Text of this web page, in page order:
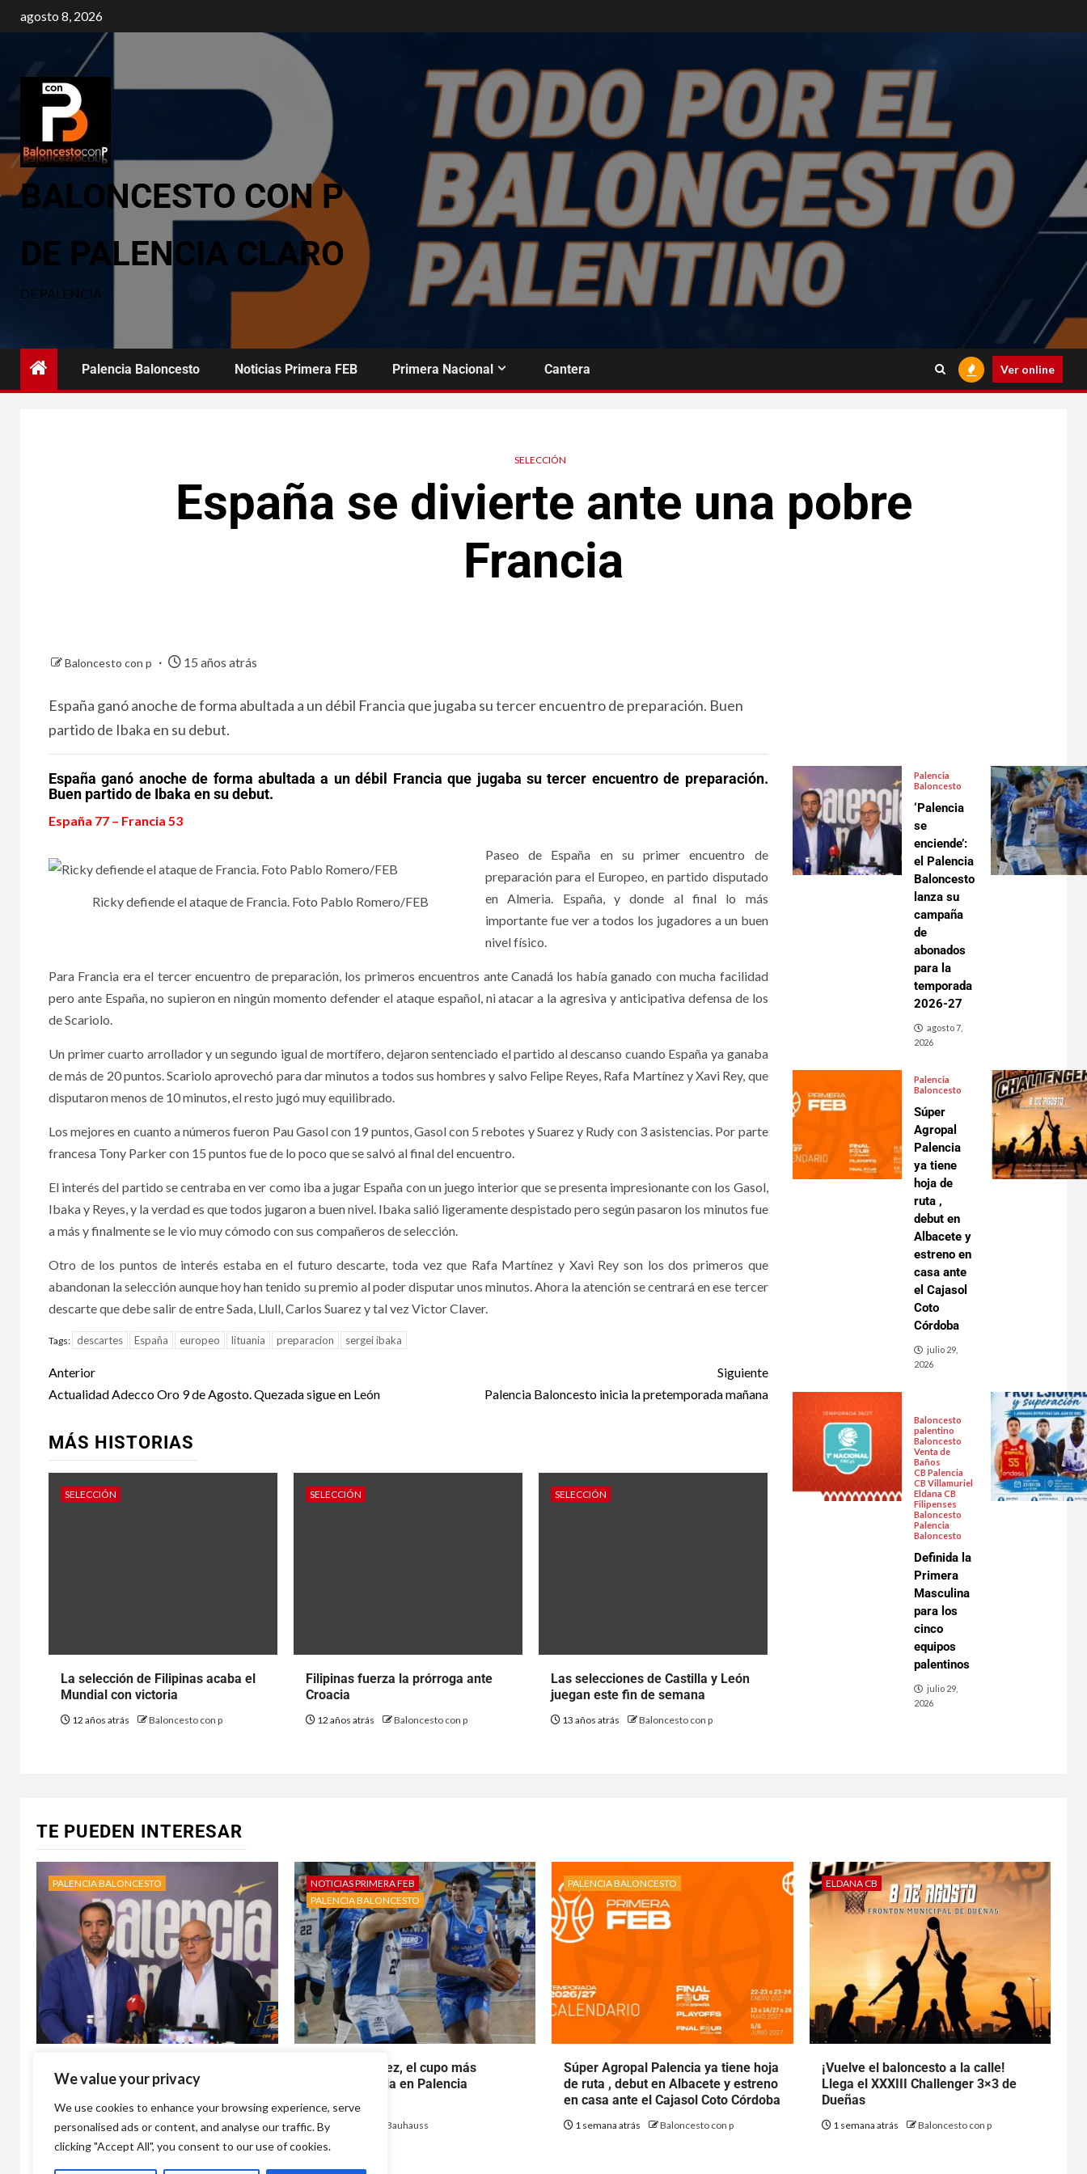
We value your privacy
We use cookies to enhance your browsing experience, serve
personalised ads or content, and analyse our traffic. By
clicking "Accept All", you consent to our use of cookies.
agosto 8, 2026
BALONCESTO CON P
DE PALENCIA CLARO
DE PALENCIA
Palencia Baloncesto Noticias Primera FEB Primera Nacional Cantera Ver online
SELECCIÓN
España se divierte ante una pobre
Francia
Baloncesto con p 15 años atrás
España ganó anoche de forma abultada a un débil Francia que jugaba su tercer encuentro de preparación. Buen
partido de Ibaka en su debut.
España ganó anoche de forma abultada a un débil Francia que jugaba su tercer encuentro de preparación.
Buen partido de Ibaka en su debut.
España 77 – Francia 53
Ricky defiende el ataque de Francia. Foto Pablo Romero/FEB
Paseo de España en su primer encuentro de
preparación para el Europeo, en partido disputado
en Almeria. España, y donde al final lo más
importante fue ver a todos los jugadores a un buen
nivel físico.
Para Francia era el tercer encuentro de preparación, los primeros encuentros ante Canadá los había ganado con mucha facilidad
pero ante España, no supieron en ningún momento defender el ataque español, ni atacar a la agresiva y anticipativa defensa de los
de Scariolo.
Un primer cuarto arrollador y un segundo igual de mortífero, dejaron sentenciado el partido al descanso cuando España ya ganaba
de más de 20 puntos. Scariolo aprovechó para dar minutos a todos sus hombres y salvo Felipe Reyes, Rafa Martínez y Xavi Rey, que
disputaron menos de 10 minutos, el resto jugó muy equilibrado.
Los mejores en cuanto a números fueron Pau Gasol con 19 puntos, Gasol con 5 rebotes y Suarez y Rudy con 3 asistencias. Por parte
francesa Tony Parker con 15 puntos fue de lo poco que se salvó al final del encuentro.
El interés del partido se centraba en ver como iba a jugar España con un juego interior que se presenta impresionante con los Gasol,
Ibaka y Reyes, y la verdad es que todos jugaron a buen nivel. Ibaka salió ligeramente despistado pero según pasaron los minutos fue
a más y finalmente se le vio muy cómodo con sus compañeros de selección.
Otro de los puntos de interés estaba en el futuro descarte, toda vez que Rafa Martínez y Xavi Rey son los dos primeros que
abandonan la selección aunque hoy han tenido su premio al poder disputar unos minutos. Ahora la atención se centrará en ese tercer
descarte que debe salir de entre Sada, Llull, Carlos Suarez y tal vez Victor Claver.
Tags: descartes España europeo lituania preparacion sergei ibaka
Anterior
Actualidad Adecco Oro 9 de Agosto. Quezada sigue en León
Siguiente
Palencia Baloncesto inicia la pretemporada mañana
MÁS HISTORIAS
SELECCIÓN
La selección de Filipinas acaba el
Mundial con victoria
12 años atrás Baloncesto con p
SELECCIÓN
Filipinas fuerza la prórroga ante
Croacia
12 años atrás Baloncesto con p
SELECCIÓN
Las selecciones de Castilla y León
juegan este fin de semana
13 años atrás Baloncesto con p
Palencia
Baloncesto
‘Palencia
se
enciende’:
el Palencia
Baloncesto
lanza su
campaña
de
abonados
para la
temporada
2026-27
agosto 7,
2026
Palencia
Baloncesto
Súper
Agropal
Palencia
ya tiene
hoja de
ruta ,
debut en
Albacete y
estreno en
casa ante
el Cajasol
Coto
Córdoba
julio 29,
2026
Baloncesto
palentino
Baloncesto
Venta de
Baños
CB Palencia
CB Villamuriel
Eldana CB
Filipenses
Baloncesto
Palencia
Baloncesto
Definida la
Primera
Masculina
para los
cinco
equipos
palentinos
julio 29,
2026
TE PUEDEN INTERESAR
PALENCIA BALONCESTO
Baloncesto lanza su campaña de
abonados para la temporada 2026-
27
1 día atrás Baloncesto con p
NOTICIAS PRIMERA FEB
PALENCIA BALONCESTO
Álvaro Martínez, el cupo más
deseado recala en Palencia
4 días atrás Bauhauss
PALENCIA BALONCESTO
Súper Agropal Palencia ya tiene hoja
de ruta , debut en Albacete y estreno
en casa ante el Cajasol Coto Córdoba
1 semana atrás Baloncesto con p
ELDANA CB
¡Vuelve el baloncesto a la calle!
Llega el XXXIII Challenger 3×3 de
Dueñas
1 semana atrás Baloncesto con p